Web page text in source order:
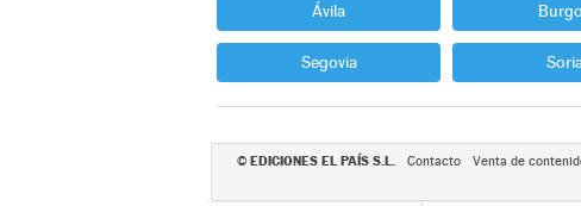
Ávila
Segovia
© EDICIONES EL PAÍS S.L. Contacto Venta de